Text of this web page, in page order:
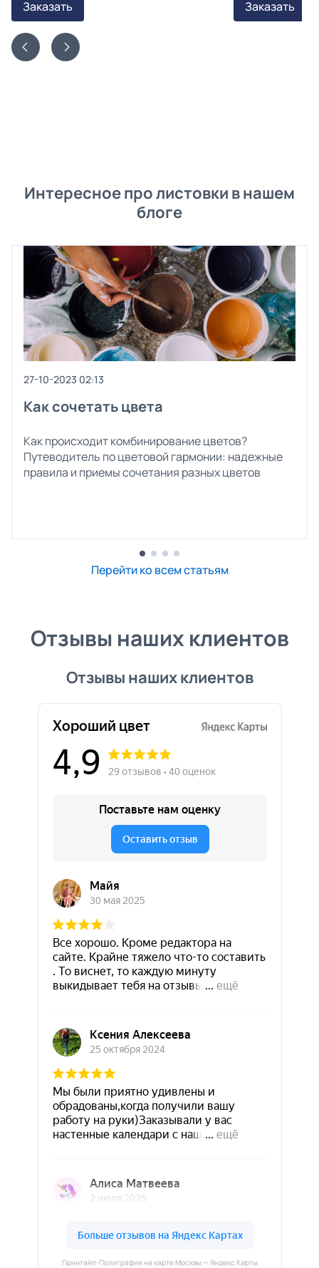
Заказать Заказать
Интересное про листовки в нашем
блоге
27-10-2023 02:13
Как сочетать цвета
Как происходит комбинирование цветов?
Путеводитель по цветовой гармонии: надежные
правила и приемы сочетания разных цветов
Перейти ко всем статьям
Отзывы наших клиентов
Отзывы наших клиентов
Принтайп-Полиграфия на карте Москвы — Яндекс Карты